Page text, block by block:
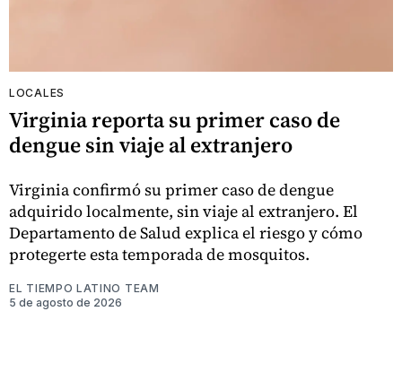
LOCALES
Virginia reporta su primer caso de
dengue sin viaje al extranjero
Virginia confirmó su primer caso de dengue
adquirido localmente, sin viaje al extranjero. El
Departamento de Salud explica el riesgo y cómo
protegerte esta temporada de mosquitos.
EL TIEMPO LATINO TEAM
5 de agosto de 2026